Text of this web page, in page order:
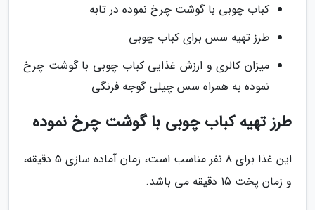
کباب چوبی با گوشت چرخ نموده در تابه
طرز تهیه سس برای کباب چوبی
میزان کالری و ارزش غذایی کباب چوبی با گوشت چرخ
نموده به همراه سس چیلی گوجه فرنگی
طرز تهیه کباب چوبی با گوشت چرخ نموده
این غذا برای 8 نفر مناسب است، زمان آماده سازی 5 دقیقه،
و زمان پخت 15 دقیقه می باشد.